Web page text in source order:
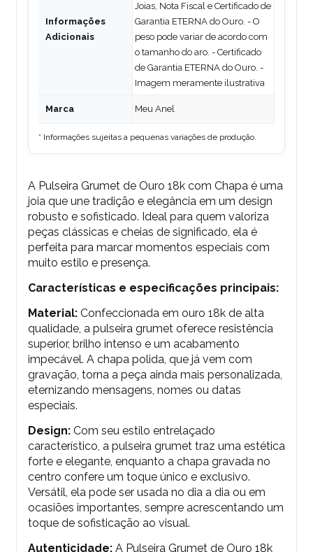
Informações
Adicionais
Joias, Nota Fiscal e Certificado de
Garantia ETERNA do Ouro. - O
peso pode variar de acordo com
o tamanho do aro. - Certificado
de Garantia ETERNA do Ouro. -
Imagem meramente ilustrativa
Marca Meu Anel
* Informações sujeitas a pequenas variações de produção.
A Pulseira Grumet de Ouro 18k com Chapa é uma
joia que une tradição e elegância em um design
robusto e sofisticado. Ideal para quem valoriza
peças clássicas e cheias de significado, ela é
perfeita para marcar momentos especiais com
muito estilo e presença.
Características e especificações principais:
Material: Confeccionada em ouro 18k de alta
qualidade, a pulseira grumet oferece resistência
superior, brilho intenso e um acabamento
impecável. A chapa polida, que já vem com
gravação, torna a peça ainda mais personalizada,
eternizando mensagens, nomes ou datas
especiais.
Design: Com seu estilo entrelaçado
característico, a pulseira grumet traz uma estética
forte e elegante, enquanto a chapa gravada no
centro confere um toque único e exclusivo.
Versátil, ela pode ser usada no dia a dia ou em
ocasiões importantes, sempre acrescentando um
toque de sofisticação ao visual.
Autenticidade: A Pulseira Grumet de Ouro 18k